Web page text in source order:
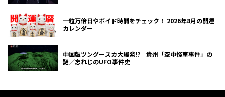
一粒万倍日やボイド時間をチェック！ 2026年8月の開運
カレンダー
中国版ツングースカ大爆発!? 貴州「空中怪車事件」の
謎／忘れじのUFO事件史